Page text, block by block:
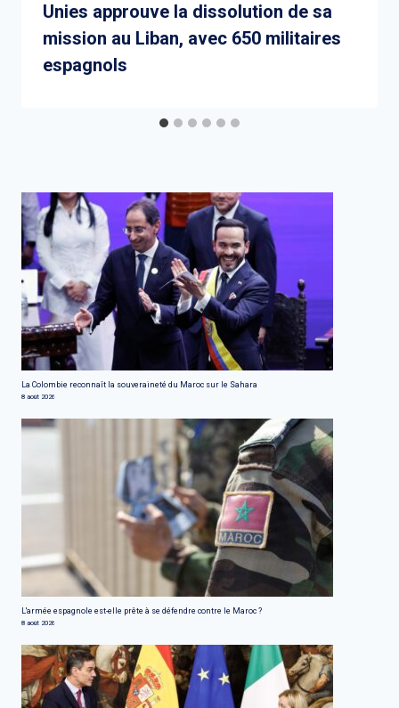
Unies approuve la dissolution de sa
mission au Liban, avec 650 militaires
espagnols
La Colombie reconnaît la souveraineté du Maroc sur le Sahara
8 août 2026
L'armée espagnole est-elle prête à se défendre contre le Maroc ?
8 août 2026